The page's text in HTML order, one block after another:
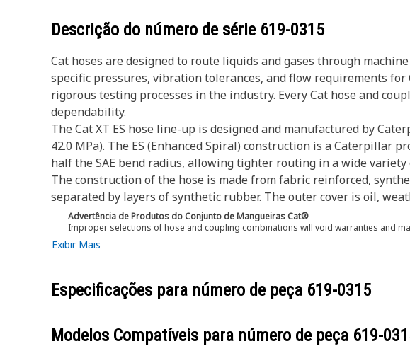
Descrição do número de série 619-0315
Cat hoses are designed to route liquids and gases through
specific pressures, vibration tolerances, and flow requirements
rigorous testing processes in the industry. Every Cat hose and
dependability.
The Cat XT ES hose line-up is designed and manufactured by
42.0 MPa). The ES (Enhanced Spiral) construction is a
half the SAE bend radius, allowing tighter routing in a wide variety
The construction of the hose is made from fabric reinforced,
separated by layers of synthetic rubber. The outer cover is oil,
Advertência de Produtos do Conjunto de Mangueiras Cat®
Improper selections of hose and coupling combinations will void warranties and
Exibir Mais
Especificações para número de peça 619-0315
Modelos Compatíveis para número de peça 619-